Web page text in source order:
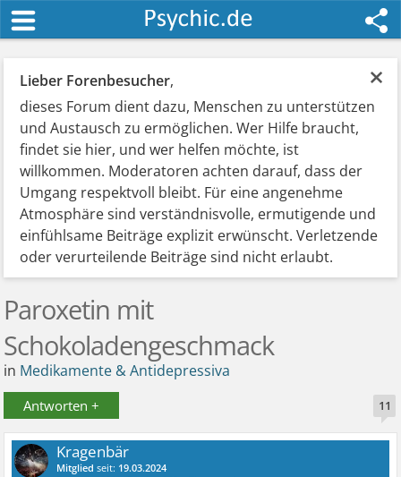
×
Lieber Forenbesucher,
dieses Forum dient dazu, Menschen zu unterstützen
und Austausch zu ermöglichen. Wer Hilfe braucht,
findet sie hier, und wer helfen möchte, ist
willkommen. Moderatoren achten darauf, dass der
Umgang respektvoll bleibt. Für eine angenehme
Atmosphäre sind verständnisvolle, ermutigende und
einfühlsame Beiträge explizit erwünscht. Verletzende
oder verurteilende Beiträge sind nicht erlaubt.
Paroxetin mit
Schokoladengeschmack
in Medikamente & Antidepressiva
Antworten + 11
Kragenbär
Mitglied seit: 19.03.2024